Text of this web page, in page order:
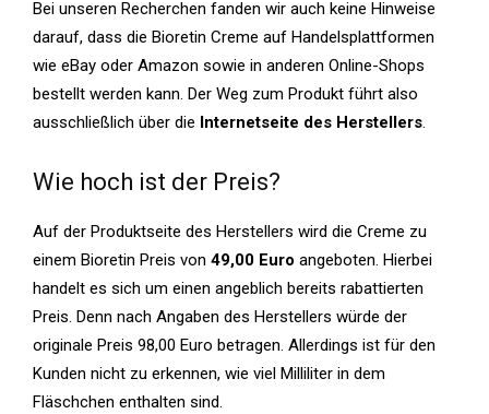
Bei unseren Recherchen fanden wir auch keine Hinweise
darauf, dass die Bioretin Creme auf Handelsplattformen
wie eBay oder Amazon sowie in anderen Online-Shops
bestellt werden kann. Der Weg zum Produkt führt also
ausschließlich über die Internetseite des Herstellers.
Wie hoch ist der Preis?
Auf der Produktseite des Herstellers wird die Creme zu
einem Bioretin Preis von 49,00 Euro angeboten. Hierbei
handelt es sich um einen angeblich bereits rabattierten
Preis. Denn nach Angaben des Herstellers würde der
originale Preis 98,00 Euro betragen. Allerdings ist für den
Kunden nicht zu erkennen, wie viel Milliliter in dem
Fläschchen enthalten sind.